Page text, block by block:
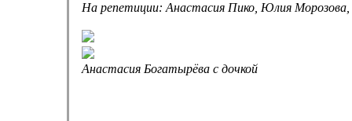
На репетиции: Анастасия Пико, Юлия Морозова,
Анастасия Богатырёва с дочкой